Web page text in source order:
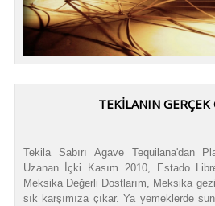
TEKILANIN GERÇEK
Tekila Sabırı Agave Tequilana'dan
Uzanan İçki Kasım 2010, Estado
Meksika Değerli Dostlarım, Meksika
sık karşımıza çıkar. Ya yemeklerde